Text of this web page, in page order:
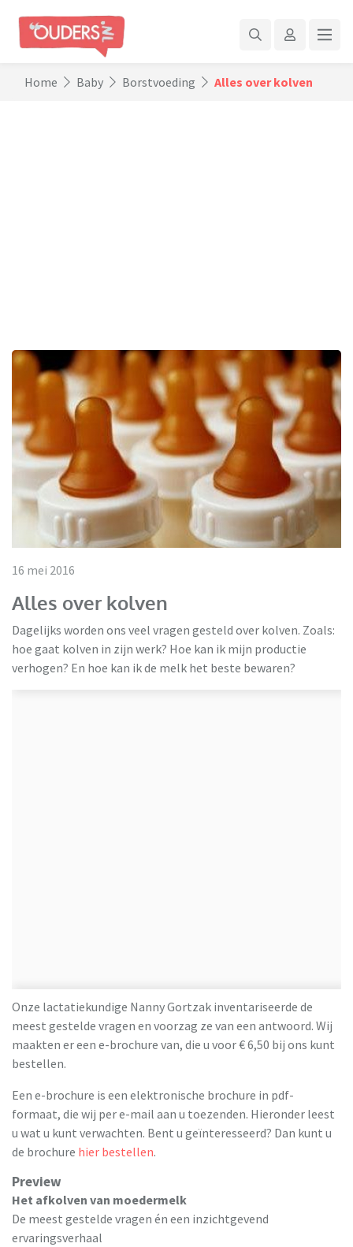
Home Baby Borstvoeding Alles over kolven
16 mei 2016
Alles over kolven
Dagelijks worden ons veel vragen gesteld over kolven. Zoals:
hoe gaat kolven in zijn werk? Hoe kan ik mijn productie
verhogen? En hoe kan ik de melk het beste bewaren?
Onze lactatiekundige Nanny Gortzak inventariseerde de
meest gestelde vragen en voorzag ze van een antwoord. Wij
maakten er een e-brochure van, die u voor € 6,50 bij ons kunt
bestellen.
Een e-brochure is een elektronische brochure in pdf-
formaat, die wij per e-mail aan u toezenden. Hieronder leest
u wat u kunt verwachten. Bent u geïnteresseerd? Dan kunt u
de brochure hier bestellen.
Preview
Het afkolven van moedermelk
De meest gestelde vragen én een inzichtgevend
ervaringsverhaal